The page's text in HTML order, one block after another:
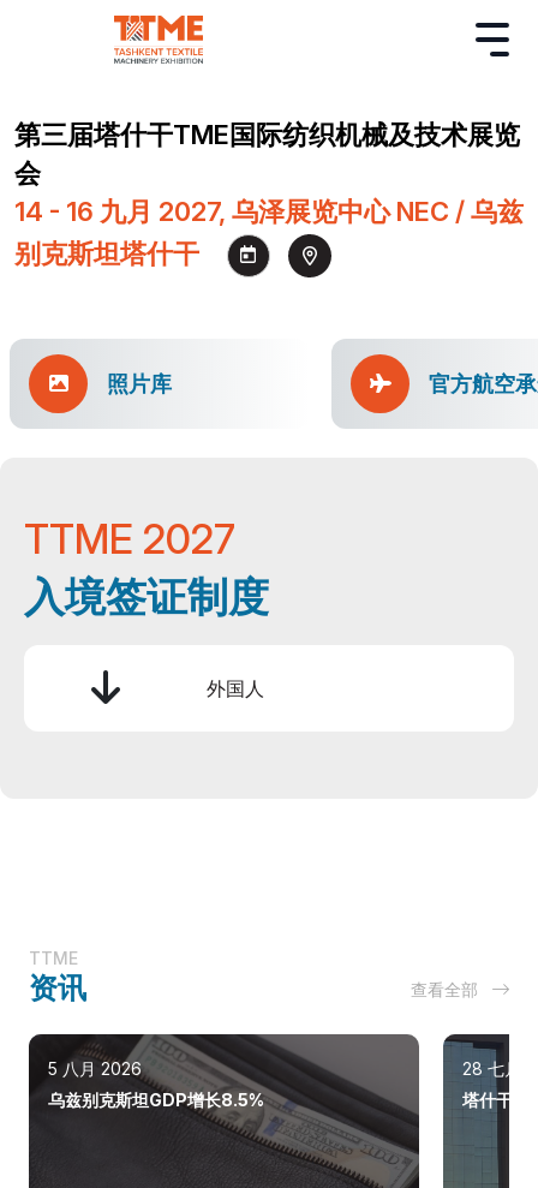
第三届塔什干TME国际纺织机械及技术展览
会
14 - 16 九月 2027, 乌泽展览中心 NEC / 乌兹
别克斯坦塔什干
照片库 官方航空
TTME 2027
入境签证制度
外国人
TTME
资讯 查看全部
5 八月 2026
乌兹别克斯坦GDP增长8.5%
28 七月
塔什干巩